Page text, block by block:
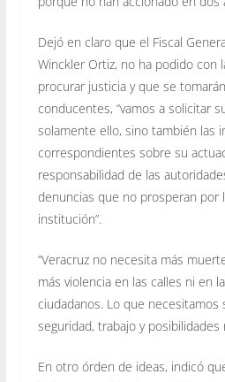
Dejó en claro que el Fiscal
Winckler Ortiz, no ha podido con
procurar justicia y que se
conducentes, “vamos a solicitar
solamente ello, sino también las
correspondientes sobre su
responsabilidad de las
denuncias que no prosperan por
institución”.
“Veracruz no necesita más
más violencia en las calles ni en
ciudadanos. Lo que necesitamos
seguridad, trabajo y posibilidades
En otro órden de ideas, indicó